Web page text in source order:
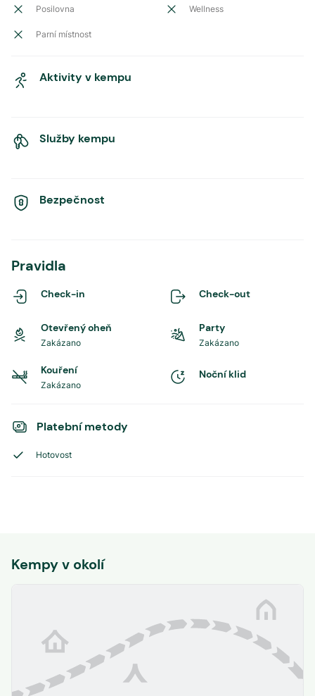
Posilovna Wellness
Parní místnost
Aktivity v kempu
Služby kempu
Bezpečnost
Pravidla
Check-in Check-out
Otevřený oheň
Zakázano
Party
Zakázano
Kouření
Zakázano
Noční klid
Platební metody
Hotovost
Kempy v okolí